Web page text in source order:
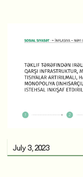
July 3, 2023